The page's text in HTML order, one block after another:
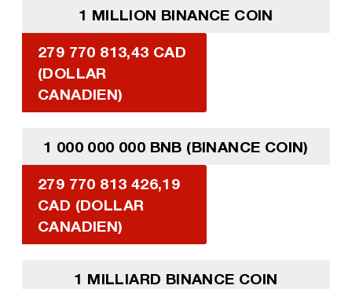
1 MILLION BINANCE COIN
279 770 813,43 CAD
(DOLLAR
CANADIEN)
1 000 000 000 BNB (BINANCE COIN)
279 770 813 426,19
CAD (DOLLAR
CANADIEN)
1 MILLIARD BINANCE COIN